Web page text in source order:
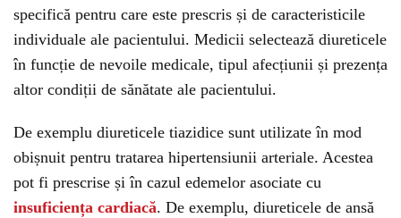
specifică pentru care este prescris și de caracteristicile
individuale ale pacientului. Medicii selectează diureticele
în funcție de nevoile medicale, tipul afecțiunii și prezența
altor condiții de sănătate ale pacientului.
De exemplu diureticele tiazidice sunt utilizate în mod
obișnuit pentru tratarea hipertensiunii arteriale. Acestea
pot fi prescrise și în cazul edemelor asociate cu
insuficiența cardiacă. De exemplu, diureticele de ansă